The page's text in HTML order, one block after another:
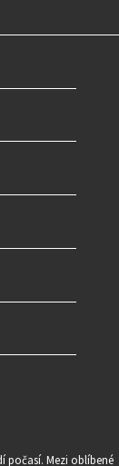
počasí. Mezi oblíbené